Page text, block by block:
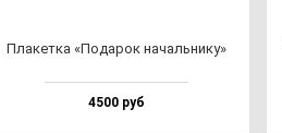
Пла­кет­ка «Пода­рок на­чаль­ни­ку»
4500 руб